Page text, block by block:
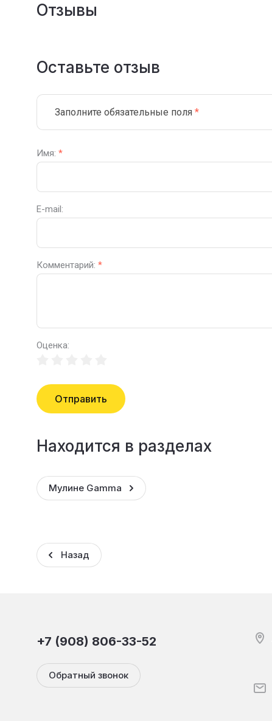
Отзывы
Оставьте отзыв
Заполните обязательные поля *
Имя: *
E-mail:
Комментарий: *
Оценка:
Отправить
Находится в разделах
Мулине Gamma
Назад
+7 (908) 806-33-52
Обратный звонок